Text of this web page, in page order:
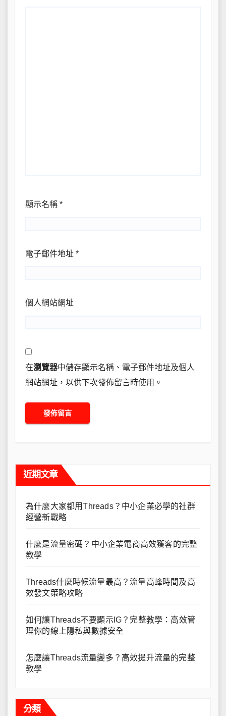
顯示名稱 *
電子郵件地址 *
個人網站網址
在瀏覽器中儲存顯示名稱、電子郵件地址及個人
網站網址，以供下次發佈留言時使用。
近期文章
為什麼大家都用Threads？中小企業必學的社群
經營新戰略
什麼是流量密碼？中小企業電商高效獲客的完整
教學
Threads什麼時候流量最高？流量高峰時間及高
效發文策略攻略
如何讓Threads不要顯示IG？完整教學：高效管
理你的線上隱私與數據安全
怎麼讓Threads流量變多？高效提升流量的完整
教學
分類